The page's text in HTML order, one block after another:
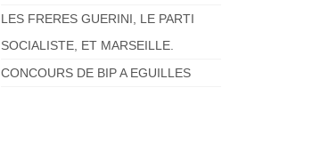
LES FRERES GUERINI, LE PARTI
SOCIALISTE, ET MARSEILLE.
CONCOURS DE BIP A EGUILLES